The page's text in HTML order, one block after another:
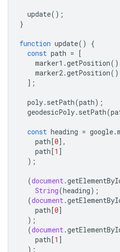
update();
}
function update()
{
const path =
[
marker1 .getPosition()
marker2.getPosition()
];
poly. setPath(path);
geodesicPoly. setPath(
const heading = google.
path [0],
path [1 ]
);
(document.
String(heading);
(document.
path [0]
);
(document.
path [1 ]
);